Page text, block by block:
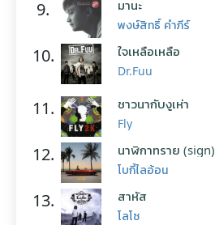
9. มานะ
พงษ์สิทธิ์ คำภีร์
10. ใจเหลือเหลือ
Dr.Fuu
11. ชาวนากับงูเห่า
Fly
12. นาฬิกาทราย (sign)
โบกี้ไลอ้อน
13. สาหัส
โลโซ